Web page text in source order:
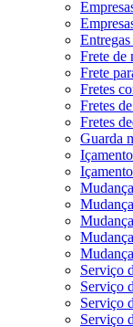
Entregas
Frete de
Frete
Fretes
Fretes
Fretes
Guarda
Serviço
Serviço
Serviço
Serviço